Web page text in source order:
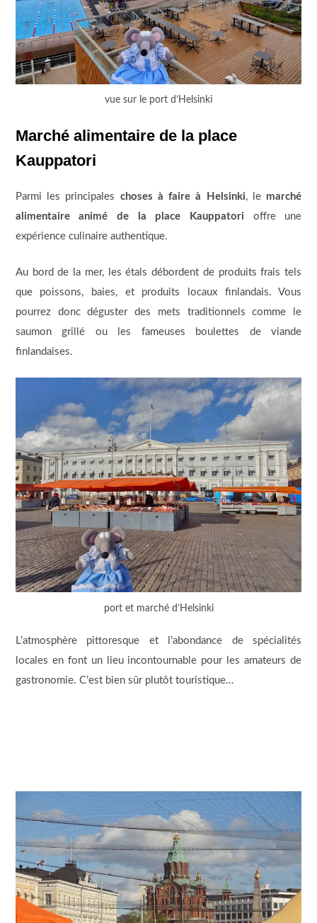
vue sur le port d’Helsinki
Marché alimentaire de la place
Kauppatori
Parmi les principales choses à faire à Helsinki, le marché
alimentaire animé de la place Kauppatori offre une
expérience culinaire authentique.
Au bord de la mer, les étals débordent de produits frais tels
que poissons, baies, et produits locaux finlandais. Vous
pourrez donc déguster des mets traditionnels comme le
saumon grillé ou les fameuses boulettes de viande
finlandaises.
port et marché d’Helsinki
L’atmosphère pittoresque et l’abondance de spécialités
locales en font un lieu incontournable pour les amateurs de
gastronomie. C’est bien sûr plutôt touristique…